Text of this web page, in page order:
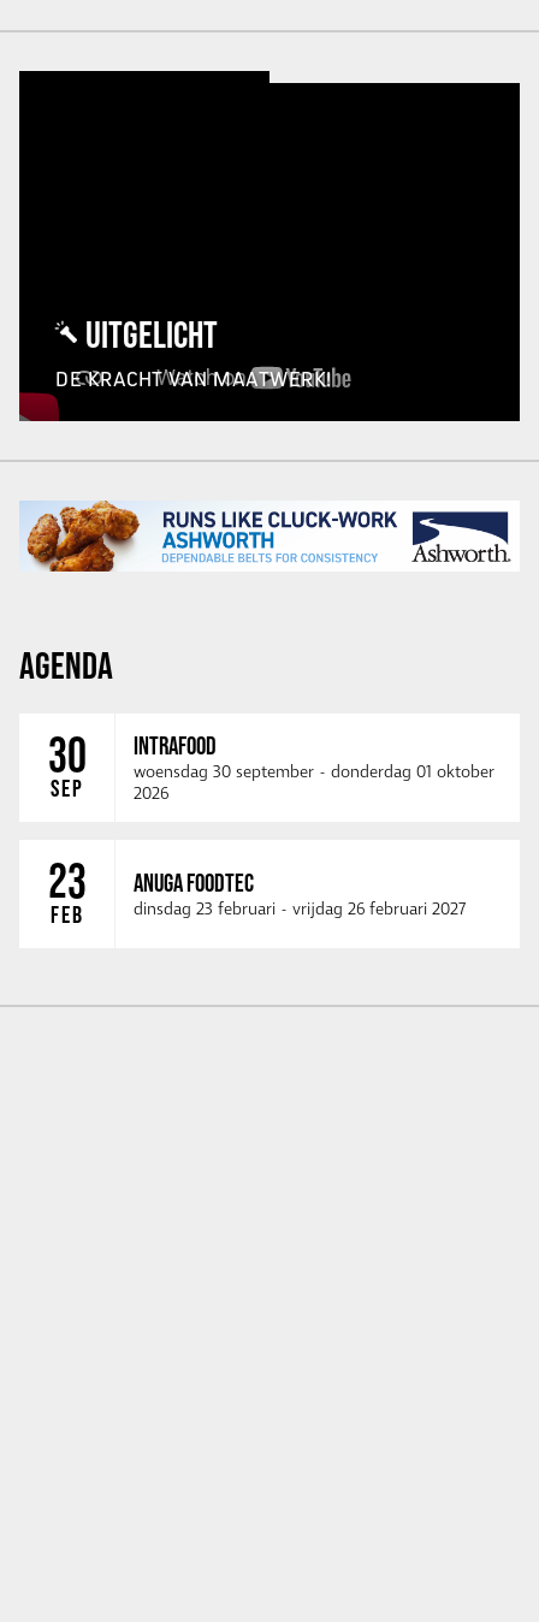
UITGELICHT
DE KRACHT VAN MAATWERK!
AGENDA
30
SEP
INTRAFOOD
woensdag 30 september - donderdag 01 oktober
2026
23
FEB
ANUGA FOODTEC
dinsdag 23 februari - vrijdag 26 februari 2027